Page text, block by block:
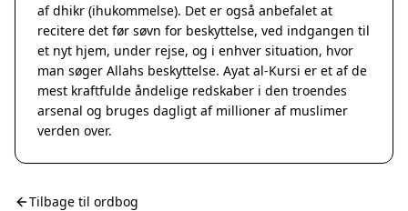
af dhikr (ihukommelse). Det er også anbefalet at
recitere det før søvn for beskyttelse, ved indgangen til
et nyt hjem, under rejse, og i enhver situation, hvor
man søger Allahs beskyttelse. Ayat al-Kursi er et af de
mest kraftfulde åndelige redskaber i den troendes
arsenal og bruges dagligt af millioner af muslimer
verden over.
Tilbage til ordbog